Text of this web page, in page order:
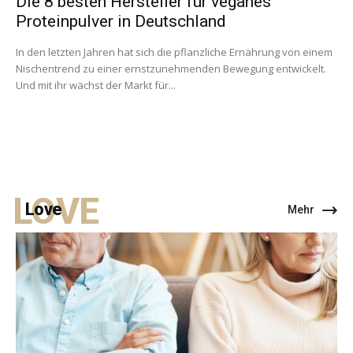
Proteinpulver in Deutschland
In den letzten Jahren hat sich die pflanzliche Ernährung von einem
Nischentrend zu einer ernstzunehmenden Bewegung entwickelt.
Und mit ihr wächst der Markt für...
Love
LOVE Mehr